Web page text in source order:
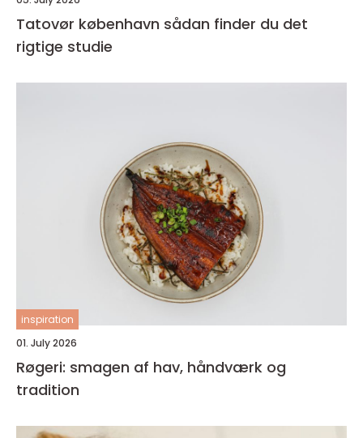
Tatovør københavn sådan finder du det
rigtige studie
inspiration
01. July 2026
Røgeri: smagen af hav, håndværk og
tradition